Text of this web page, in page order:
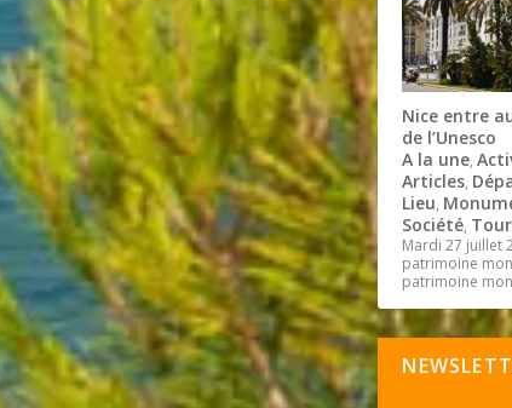
Nice entre
de l’Unesco
A la une,
Articles,
Lieu,
Société,
Mardi 27 juillet
patrimoine
patrimoine